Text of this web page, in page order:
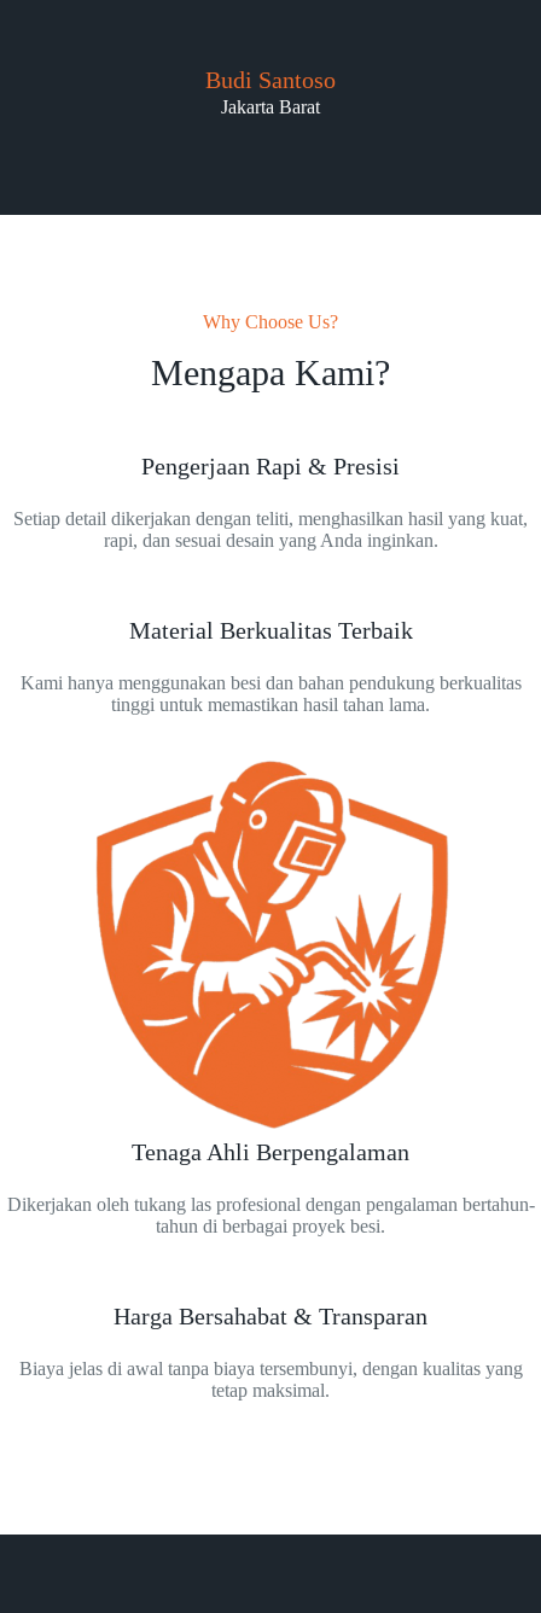
Budi Santoso
Jakarta Barat
Why Choose Us?
Mengapa Kami?
Pengerjaan Rapi & Presisi
Setiap detail dikerjakan dengan teliti, menghasilkan hasil yang kuat,
rapi, dan sesuai desain yang Anda inginkan.
Material Berkualitas Terbaik
Kami hanya menggunakan besi dan bahan pendukung berkualitas
tinggi untuk memastikan hasil tahan lama.
Tenaga Ahli Berpengalaman
Dikerjakan oleh tukang las profesional dengan pengalaman bertahun-
tahun di berbagai proyek besi.
Harga Bersahabat & Transparan
Biaya jelas di awal tanpa biaya tersembunyi, dengan kualitas yang
tetap maksimal.